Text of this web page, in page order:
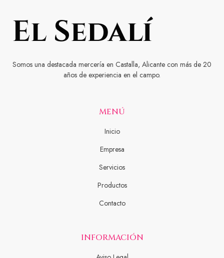
Somos una destacada mercería en Castalla, Alicante con más de 20
años de experiencia en el campo.
MENÚ
Inicio
Empresa
Servicios
Productos
Contacto
INFORMACIÓN